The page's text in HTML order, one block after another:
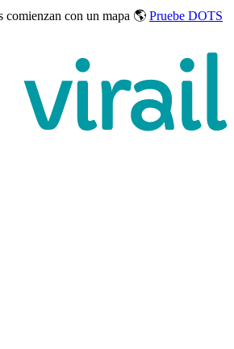
comienzan con un mapa 🌎 Pruebe DOTS